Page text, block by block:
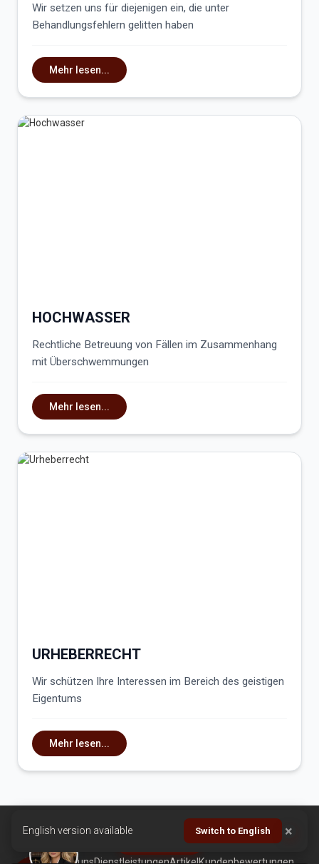
Wir setzen uns für diejenigen ein, die unter
Behandlungsfehlern gelitten haben
Mehr lesen...
HOCHWASSER
Rechtliche Betreuung von Fällen im Zusammenhang
mit Überschwemmungen
Mehr lesen...
URHEBERRECHT
Wir schützen Ihre Interessen im Bereich des geistigen
Eigentums
Mehr lesen...
ANRUFEN
English version available Switch to English ×